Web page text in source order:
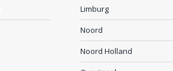
Limburg
Noord
Noord Holland